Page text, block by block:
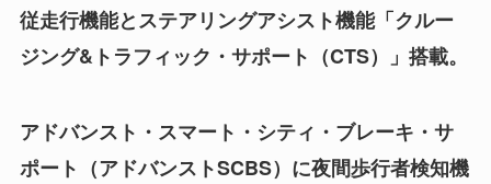
従走行機能とステアリングアシスト機能「クルー
ジング&トラフィック・サポート（CTS）」搭載。
アドバンスト・スマート・シティ・ブレーキ・サ
ポート（アドバンストSCBS）に夜間歩行者検知機